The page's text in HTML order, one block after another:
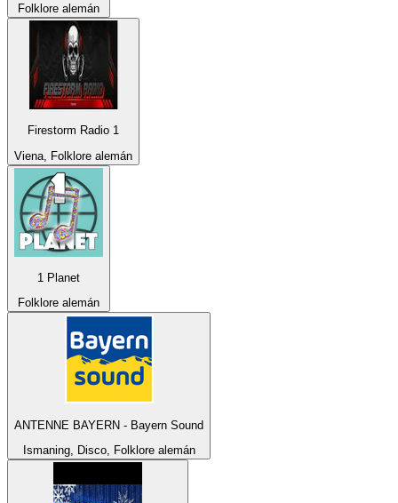
Folklore alemán
Firestorm Radio 1
Viena, Folklore alemán
1 Planet
Folklore alemán
ANTENNE BAYERN - Bayern Sound
Ismaning, Disco, Folklore alemán